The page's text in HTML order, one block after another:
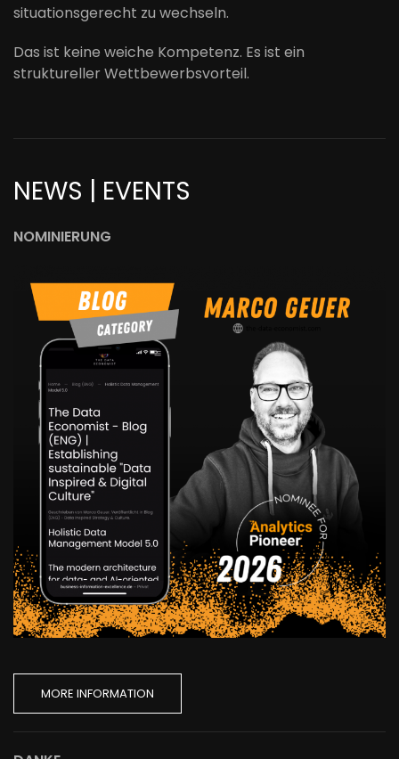
situationsgerecht zu wechseln.
Das ist keine weiche Kompetenz. Es ist ein
struktureller Wettbewerbsvorteil.
NEWS | EVENTS
NOMINIERUNG
MORE INFORMATION